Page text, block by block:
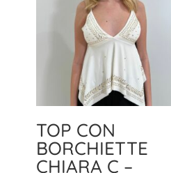
TOP CON
BORCHIETTE
CHIARA C –